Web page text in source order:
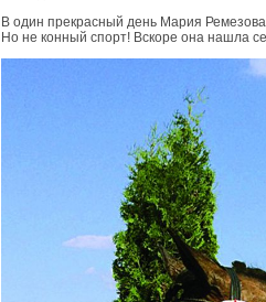
В один прекрасный день Мария
Но не конный спорт! Вскоре она нашла